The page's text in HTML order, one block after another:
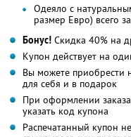
Одеяло с
размер Евро) всего за
Бонус! Скидка 40% на
Купон действует на
Вы можете приобрести
для себя и в подарок
При оформлении
указать код купона
Распечатанный купон